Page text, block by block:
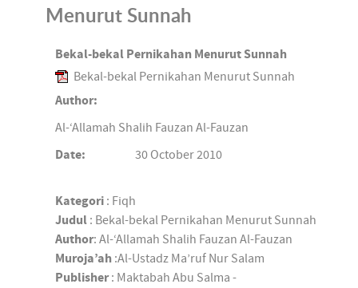
Menurut Sunnah
Bekal-bekal Pernikahan Menurut Sunnah
Bekal-bekal Pernikahan Menurut Sunnah
Author:
Al-‘Allamah Shalih Fauzan Al-Fauzan
Date:
30 October 2010
Kategori : Fiqh
Judul : Bekal-bekal Pernikahan Menurut Sunnah
Author: Al-‘Allamah Shalih Fauzan Al-Fauzan
Muroja’ah :Al-Ustadz Ma’ruf Nur Salam
Publisher: Maktabah Abu Salma -